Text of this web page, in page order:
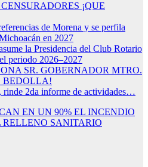
¡QUE
de Morena y se perfila
en 2027
la Presidencia del Club Rotario
periodo 2026–2027
SR. GOBERNADOR MTRO.
BEDOLLA!
rinde 2da informe de actividades…
EN UN 90% EL INCENDIO
RELLENO SANITARIO